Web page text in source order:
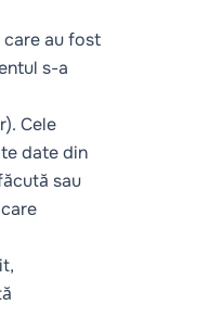
au fost
s-a
Cele
date din
sau